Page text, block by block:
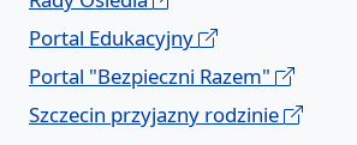
Portal Edukacyjny
Portal "Bezpieczni Razem"
Szczecin przyjazny rodzinie